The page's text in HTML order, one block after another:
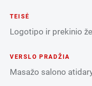
TEISĖ
Logotipo ir prekinio
VERSLO PRADŽIA
Masažo salono